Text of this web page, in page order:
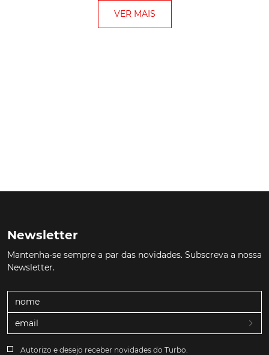
VER MAIS
Newsletter
Mantenha-se sempre a par das novidades. Subscreva a nossa
Newsletter.
Autorizo e desejo receber novidades do Turbo.